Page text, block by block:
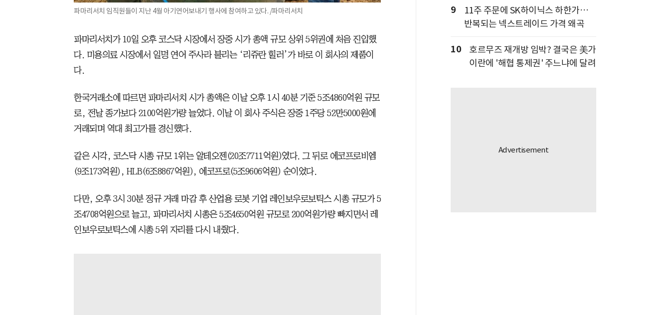
파마리서치 임직원들이 지난 4월 아기연어보내기 행사에 참여하고 있다. /파마리서치
파마리서치가 10일 오후 코스닥 시장에서 장중 시가 총액 규모 상위 5위권에 처음 진입했
다. 미용의료 시장에서 일명 연어 주사라 불리는 ‘리쥬란 힐러’가 바로 이 회사의 제품이
다.
한국거래소에 따르면 파마리서치 시가 총액은 이날 오후 1시 40분 기준 5조4860억원 규모
로, 전날 종가보다 2100억원가량 늘었다. 이날 이 회사 주식은 장중 1주당 52만5000원에
거래되며 역대 최고가를 경신했다.
같은 시각, 코스닥 시총 규모 1위는 알테오젠(20조7711억원)였다. 그 뒤로 에코프로비엠
(9조173억원), HLB(6조8867억원), 에코프로(5조9606억원) 순이었다.
다만, 오후 3시 30분 정규 거래 마감 후 산업용 로봇 기업 레인보우로보틱스 시총 규모가 5
조4708억원으로 늘고, 파마리서치 시총은 5조4650억원 규모로 200억원가량 빠지면서 레
인보우로보틱스에 시총 5위 자리를 다시 내줬다.
9
11주 주문에 SK하이닉스 하한가…
반복되는 넥스트레이드 가격 왜곡
10
호르무즈 재개방 임박? 결국은 美가
이란에 '해협 통제권' 주느냐에 달려